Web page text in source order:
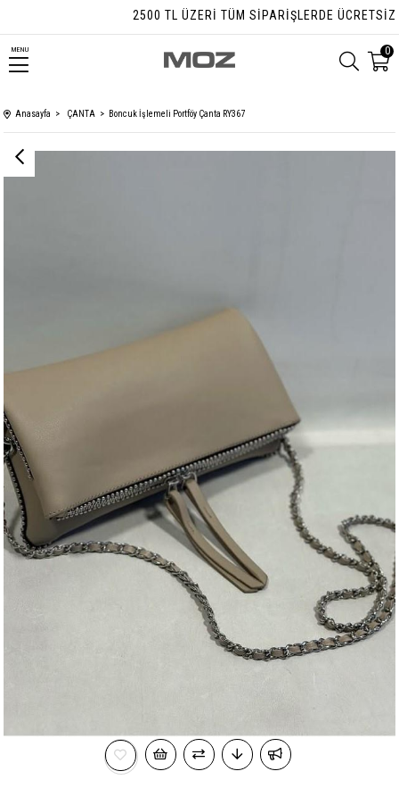
2500 TL ÜZERI TÜM SIPARIŞLERDE ÜCRETSIZ
MENU 0
Anasayfa ÇANTA Boncuk İşlemeli Portföy Çanta RY367